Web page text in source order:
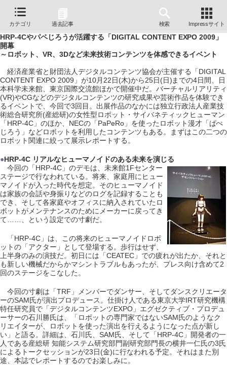
カテゴリ 過去記事 検索 Impressサイト
HRP-4Cやパペじろうが活躍する「DIGITAL CONTENT EXPO 2009」
開幕
～ロボット、VR、3Dなど未来技術コンテンツを体感できるイベント
経済産業省と財団法人デジタルコンテンツ協会が主催する「DIGITAL
CONTENT EXPO 2009」が10月22日(木)から25日(日)までの4日間、日
本科学未来館、東京国際交流館ほかで開催中だ。バーチャルリアリティ
(VR)やCGなどのデジタルコンテンツの研究成果や芸術作品を体験でき
るイベントで、今回で3回目。出展作品のなかには独立行政法人産業技
術総合研究所(産総研)の女性型ロボット・サイバネティックヒューマン
「HRP-4C」のほか、NECの「PaPeRo」を使ったロボット漫才「ぱぺ
じろう」などロボットを利用したコンテンツもある。まずはこの二つの
ロボット関連に絞って展示レポートする。
●HRP-4C リアルなヒューマノイドのある未来を演じる
今回の「HRP-4C」のデモは、未来館1Fセンター
ステージで行なわれている。将来、家庭用にヒュー
マノイドが入った時代を想定。そのヒューマノイド
は家族の会話や身振りなどのログを記録することも
でき、そして各家庭やオフィスに納入されていたロ
ボットがメンテナンスのためにメーカーに戻ってき
て……、という設定での寸劇だ。
「HRP-4C」は、この将来のヒューマノイドロボ
ットの「アクター」として登場する。歩行はせず、
上半身のみの演技だ。初日には「CEATEC」での疲れが出たか、それと
も新しい機械だからかマシントラブルもあったが、プレス向け含めて2
回のステージをこなした。
今回の寸劇は「TRF」メンバーでダンサー、そしてダンスクリエータ
ーのSAM氏が演出プロデュース。仕掛け人である東京大学IRT研究機構
特任研究員で「デジタルコンテンツEXPO」エグゼクティブ・プロデュ
ーサーの石川勝氏は、「ロボットの専門家ではないSAM氏のようなク
リエイターが、ロボットを使った演出を行えるようになった点が新し
い」と語る。詳細は、石川氏、SAM氏、そして「HRP-4C」開発者の一
人である産総研 知能システム研究部門副研究部門長の横井一仁氏の3氏
によるトークセッションが23日(金)に行なわれる予定。それはまた別
途、本誌でレポートするのでお楽しみに。